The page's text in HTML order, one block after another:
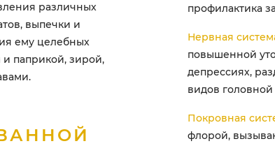
различных
выпечки и
ему целебных
и паприкой, зирой,
профилактика
Нервная
повышенной
депрессиях,
видов
Покровная
флорой,